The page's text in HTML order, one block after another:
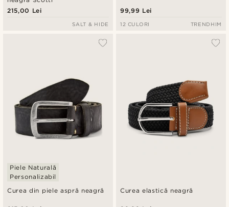
215,00 Lei
SALT & HIDE
99,99 Lei
12 CULORI TRENDHIM
Curea din piele aspră neagră
Piele Naturală
Personalizabil
Curea elastică neagră